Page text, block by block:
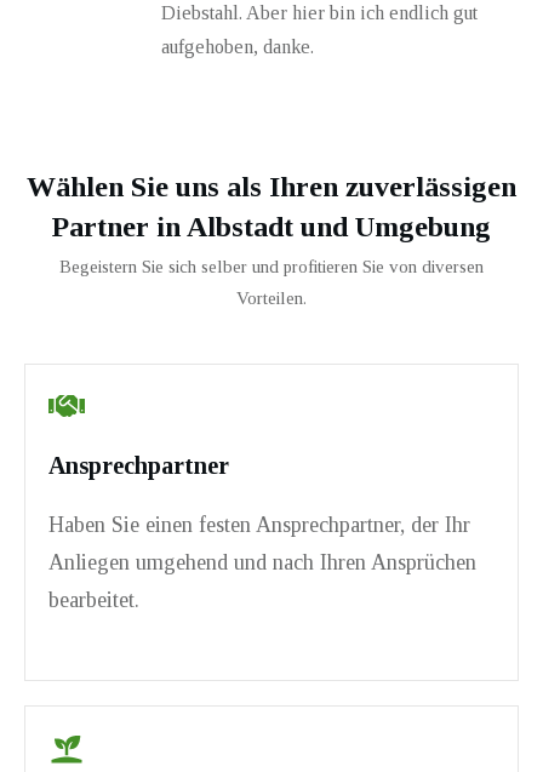
Diebstahl. Aber hier bin ich endlich gut
aufgehoben, danke.
Wählen Sie uns als Ihren zuverlässigen
Partner in Albstadt und Umgebung
Begeistern Sie sich selber und profitieren Sie von diversen
Vorteilen.
Ansprechpartner
Haben Sie einen festen Ansprechpartner, der Ihr
Anliegen umgehend und nach Ihren Ansprüchen
bearbeitet.